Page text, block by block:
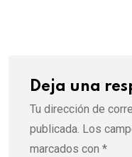
Deja una
Tu dirección de
publicada. Los
marcados con *